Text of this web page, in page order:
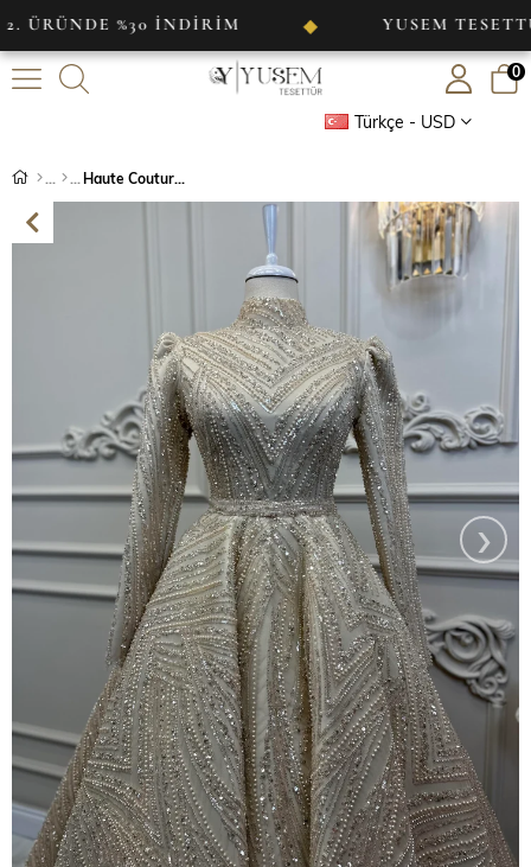
%30 İNDİRİM ◆ YUSEM TESETTÜR
Türkçe - USD
0
Haute Couture Dress Bej
›